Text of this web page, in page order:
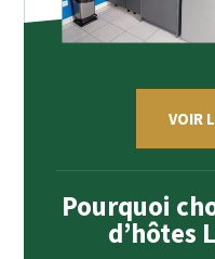
VOIR
Pourquoi
d’hôtes